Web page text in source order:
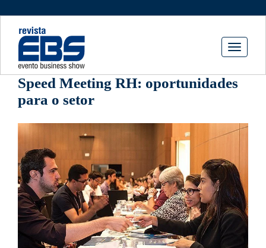
Toggle
Speed Meeting RH: oportunidades
para o setor